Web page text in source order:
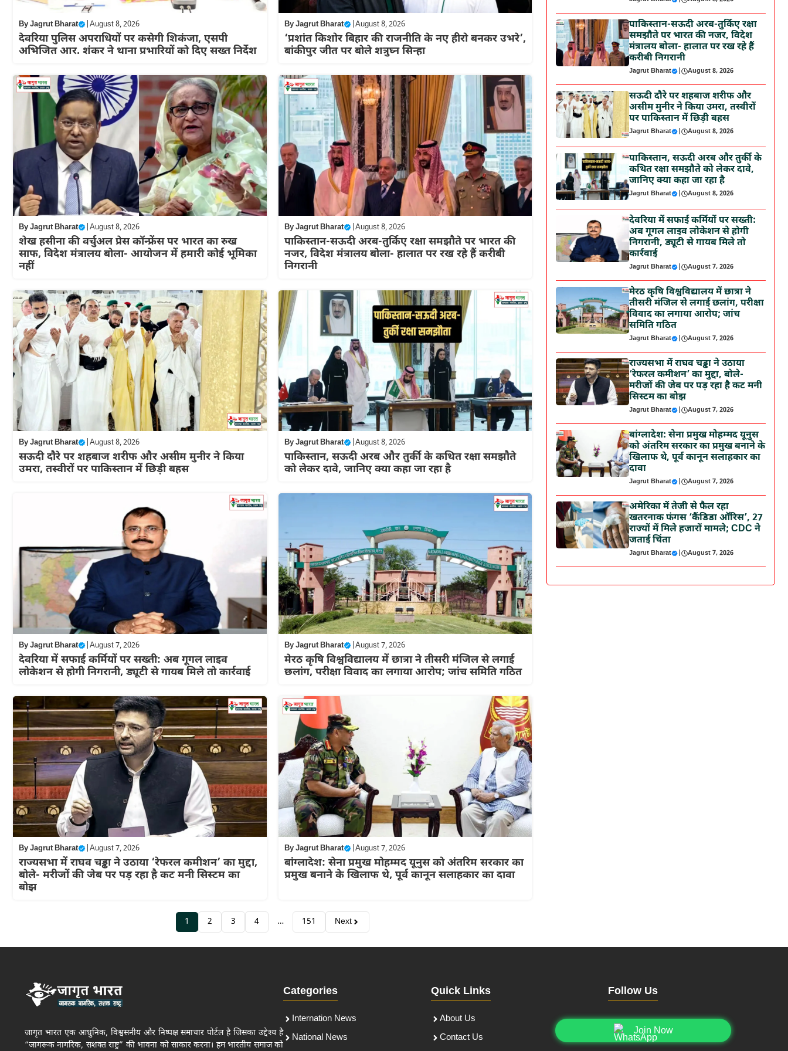
ByJagrut Bharat August 8, 2026
देवरिया पुलिस अपराधियों पर कसेगी शिकंजा, एसपी
अभिजित आर. शंकर ने थाना प्रभारियों को दिए सख्त निर्देश
ByJagrut Bharat | August 8, 2026
‘प्रशांत किशोर बिहार की राजनीति के नए हीरो बनकर उभरे’,
बांकीपुर जीत पर बोले शत्रुघ्न सिन्हा
ByJagrut Bharat August 8, 2026
शेख हसीना की वर्चुअल प्रेस कॉन्फ्रेंस पर भारत का रुख
साफ, विदेश मंत्रालय बोला- आयोजन में हमारी कोई भूमिका
नहीं
ByJagrut Bharat | August 8, 2026
पाकिस्तान-सऊदी अरब-तुर्किए रक्षा समझौते पर भारत की
नजर, विदेश मंत्रालय बोला- हालात पर रख रहे हैं करीबी
निगरानी
ByJagrut Bharat August 8, 2026
सऊदी दौरे पर शहबाज शरीफ और असीम मुनीर ने किया
उमरा, तस्वीरों पर पाकिस्तान में छिड़ी बहस
ByJagrut Bharat | August 8, 2026
पाकिस्तान, सऊदी अरब और तुर्की के कथित रक्षा समझौते
को लेकर दावे, जानिए क्या कहा जा रहा है
ByJagrut Bharat August 7, 2026
देवरिया में सफाई कर्मियों पर सख्ती: अब गूगल लाइव
लोकेशन से होगी निगरानी, ड्यूटी से गायब मिले तो कार्रवाई
ByJagrut Bharat | August 7, 2026
मेरठ कृषि विश्वविद्यालय में छात्रा ने तीसरी मंजिल से लगाई
छलांग, परीक्षा विवाद का लगाया आरोप; जांच समिति गठित
ByJagrut Bharat August 7, 2026
राज्यसभा में राघव चड्ढा ने उठाया ‘रेफरल कमीशन’ का मुद्दा,
बोले- मरीजों की जेब पर पड़ रहा है कट मनी सिस्टम का
बोझ
ByJagrut Bharat | August 7, 2026
बांग्लादेश: सेना प्रमुख मोहम्मद यूनुस को अंतरिम सरकार का
प्रमुख बनाने के खिलाफ थे, पूर्व कानून सलाहकार का दावा
1 2 3 4 … 151 Next
पाकिस्तान-सऊदी अरब-तुर्किए रक्षा
समझौते पर भारत की नजर, विदेश
मंत्रालय बोला- हालात पर रख रहे हैं
करीबी निगरानी
Jagrut Bharat | August 8, 2026
सऊदी दौरे पर शहबाज शरीफ और
असीम मुनीर ने किया उमरा, तस्वीरों
पर पाकिस्तान में छिड़ी बहस
Jagrut Bharat | August 8, 2026
पाकिस्तान, सऊदी अरब और तुर्की के
कथित रक्षा समझौते को लेकर दावे,
जानिए क्या कहा जा रहा है
Jagrut Bharat | August 8, 2026
देवरिया में सफाई कर्मियों पर सख्ती:
अब गूगल लाइव लोकेशन से होगी
निगरानी, ड्यूटी से गायब मिले तो
कार्रवाई
Jagrut Bharat | August 7, 2026
मेरठ कृषि विश्वविद्यालय में छात्रा ने
तीसरी मंजिल से लगाई छलांग, परीक्षा
विवाद का लगाया आरोप; जांच
समिति गठित
Jagrut Bharat | August 7, 2026
राज्यसभा में राघव चड्ढा ने उठाया
‘रेफरल कमीशन’ का मुद्दा, बोले-
मरीजों की जेब पर पड़ रहा है कट मनी
सिस्टम का बोझ
Jagrut Bharat | August 7, 2026
बांग्लादेश: सेना प्रमुख मोहम्मद यूनुस
को अंतरिम सरकार का प्रमुख बनाने के
खिलाफ थे, पूर्व कानून सलाहकार का
दावा
Jagrut Bharat | August 7, 2026
अमेरिका में तेजी से फैल रहा
खतरनाक फंगस ‘कैंडिडा ऑरिस’, 27
राज्यों में मिले हजारों मामले; CDC ने
जताई चिंता
Jagrut Bharat | August 7, 2026
जागृत भारत एक आधुनिक, विश्वसनीय और निष्पक्ष समाचार पोर्टल है जिसका उद्देश्य है
“जागरूक नागरिक, सशक्त राष्ट्र” की भावना को साकार करना। हम भारतीय समाज को
Categories
Internation News
National News
Quick Links
About Us
Contact Us
Follow Us
Join Now